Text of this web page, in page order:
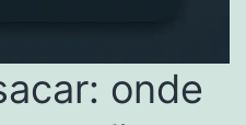
onde